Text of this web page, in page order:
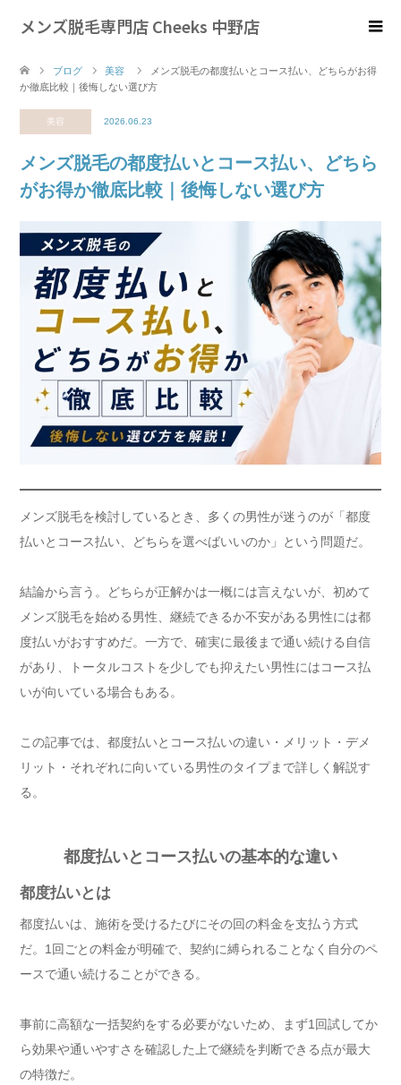
メンズ脱毛専門店 Cheeks 中野店
ブログ 美容
メンズ脱毛の都度払いとコース払い、どちらがお得
か徹底比較｜後悔しない選び方
美容 2026.06.23
メンズ脱毛の都度払いとコース払い、どちら
がお得か徹底比較｜後悔しない選び方
メンズ脱毛を検討しているとき、多くの男性が迷うのが「都度
払いとコース払い、どちらを選べばいいのか」という問題だ。
結論から言う。どちらが正解かは一概には言えないが、初めて
メンズ脱毛を始める男性、継続できるか不安がある男性には都
度払いがおすすめだ。一方で、確実に最後まで通い続ける自信
があり、トータルコストを少しでも抑えたい男性にはコース払
いが向いている場合もある。
この記事では、都度払いとコース払いの違い・メリット・デメ
リット・それぞれに向いている男性のタイプまで詳しく解説す
る。
都度払いとコース払いの基本的な違い
都度払いとは
都度払いは、施術を受けるたびにその回の料金を支払う方式
だ。1回ごとの料金が明確で、契約に縛られることなく自分のペ
ースで通い続けることができる。
事前に高額な一括契約をする必要がないため、まず1回試してか
ら効果や通いやすさを確認した上で継続を判断できる点が最大
の特徴だ。